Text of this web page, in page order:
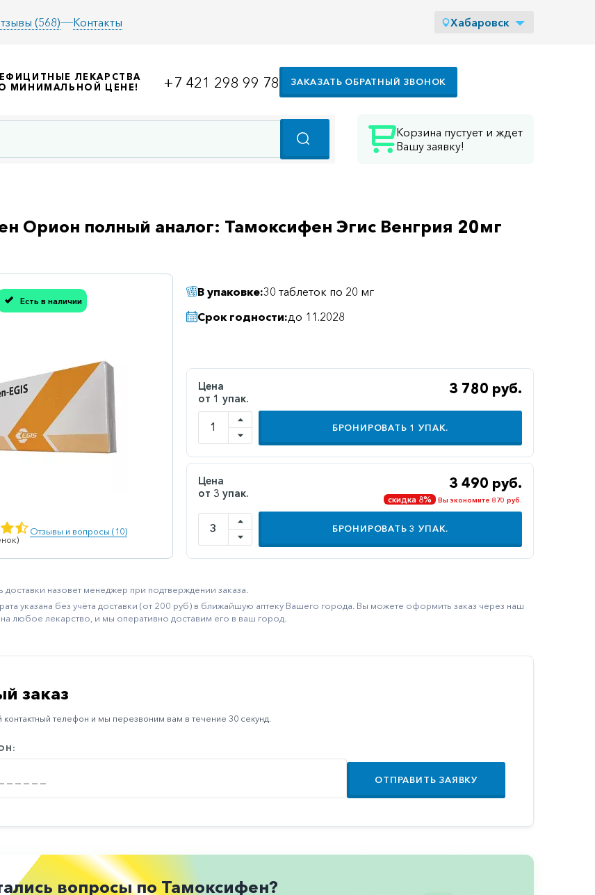
(568) Контакты Хабаровск
Корзина пустует и ждет
Вашу заявку!
ЛЕКАРСТВА
МИНИМАЛЬНОЙ ЦЕНЕ!
+7 421 298 99 78 ЗАКАЗАТЬ ОБРАТНЫЙ ЗВОНОК
Орион полный аналог: Тамоксифен Эгис Венгрия 20мг
Есть в наличии
Отзывы и вопросы (10)
мы учли Вашу оценку!
В упаковке:30 таблеток по 20 мг
Срок годности:до 11.2028
Цена
от 1 упак.
3 780 руб.
БРОНИРОВАТЬ 1 УПАК.
Цена
от 3 упак.
3 490 руб.
скидка 8% Вы экономите 870 руб.
БРОНИРОВАТЬ3 УПАК.
доставки назовет менеджер при подтверждении заказа.
указана без учёта доставки (от 200 руб) в ближайшую аптеку Вашего города. Вы можете оформить заказ через наш
на любое лекарство, и мы оперативно доставим его в ваш город.
заказ
контактный телефон и мы перезвоним вам в течение 30 секунд.
ОТПРАВИТЬ ЗАЯВКУ
вопросы по Тамоксифен?